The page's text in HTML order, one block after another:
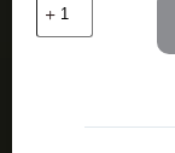
Allied